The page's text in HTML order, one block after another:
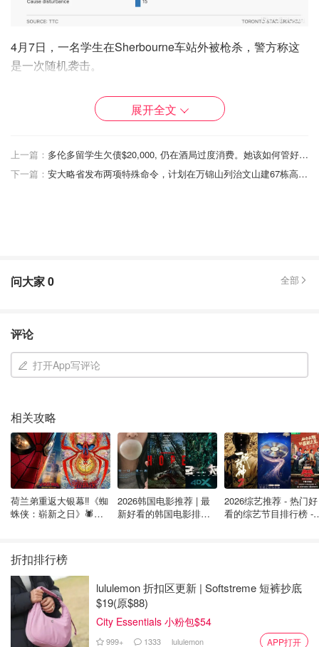
4月7日，一名学生在Sherbourne车站外被枪杀，警方称这
是一次随机袭击。
上周二，警方在整个TTC加强了警力，以应对纽约地铁的大
的车次，没有发生任何事件。
警报器，乘客可以向员工或通过SafeTTC应用程序报告安全
该机构正在重新设计其巴士障碍物，以更好地保护其司机，
并为受害的工人提供咨询。
在过去六年中记录的1680起公交车上的违法行为中，针对
威胁，其中大部分是针对公交司机的，是第二位，有424
起。
对乘客的攻击是第三位，有358起。
性攻击是第四位的，有138起，其次是盗窃，有52起。
展开全文
上一篇：
多伦多留学生欠债$20,000, 仍在酒局过度消费。她该如何管好自己的钱钱？
下一篇：
安大略省发布两项特殊命令，计划在万锦山列治文山建67栋高楼，最高80层！但受到大量居民的强烈反对！
问大家0 全部
评论
打开App写评论
相关攻略
荷兰弟重返大银幕‼️《蜘
蛛侠：崭新之日》🕷️北
2026韩国电影推荐 | 最
新好看的韩国电影排行
2026综艺推荐 - 热门好
看的综艺节目排行榜 -
折扣排行榜
lululemon 折扣区更新 | Softstreme 短裤抄底
$19(原$88)
City Essentials 小粉包$54
999+ 1333 lululemon APP打开